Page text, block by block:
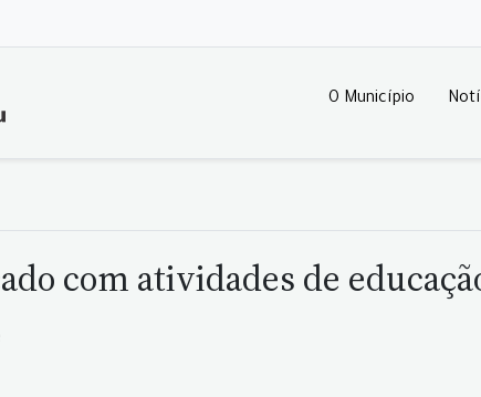
O Município
com atividades de